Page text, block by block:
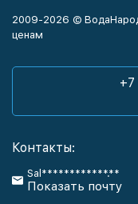
2009-2026 ©
ценам
Контакты:
Sal************.**
Показать почту